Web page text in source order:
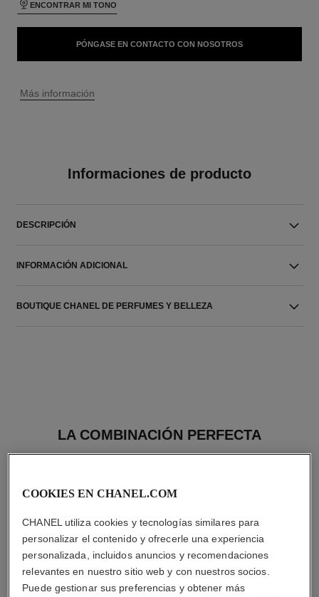
ENCONTRAR MI TONO
PÓNGASE EN CONTACTO CON NOSOTROS
↩
Más información
Informaciones de producto
DESCRIPCIÓN
INFORMACIÓN ADICIONAL
BOUTIQUE CHANEL DE PERFUMES Y BELLEZA
LA COMBINACIÓN PERFECTA
COOKIES EN CHANEL.COM
CHANEL utiliza cookies y tecnologías similares para
personalizar el contenido y ofrecerle una experiencia
personalizada, incluidos anuncios y recomendaciones
relevantes en nuestro sitio web y con nuestros socios.
Puede gestionar sus preferencias y obtener más